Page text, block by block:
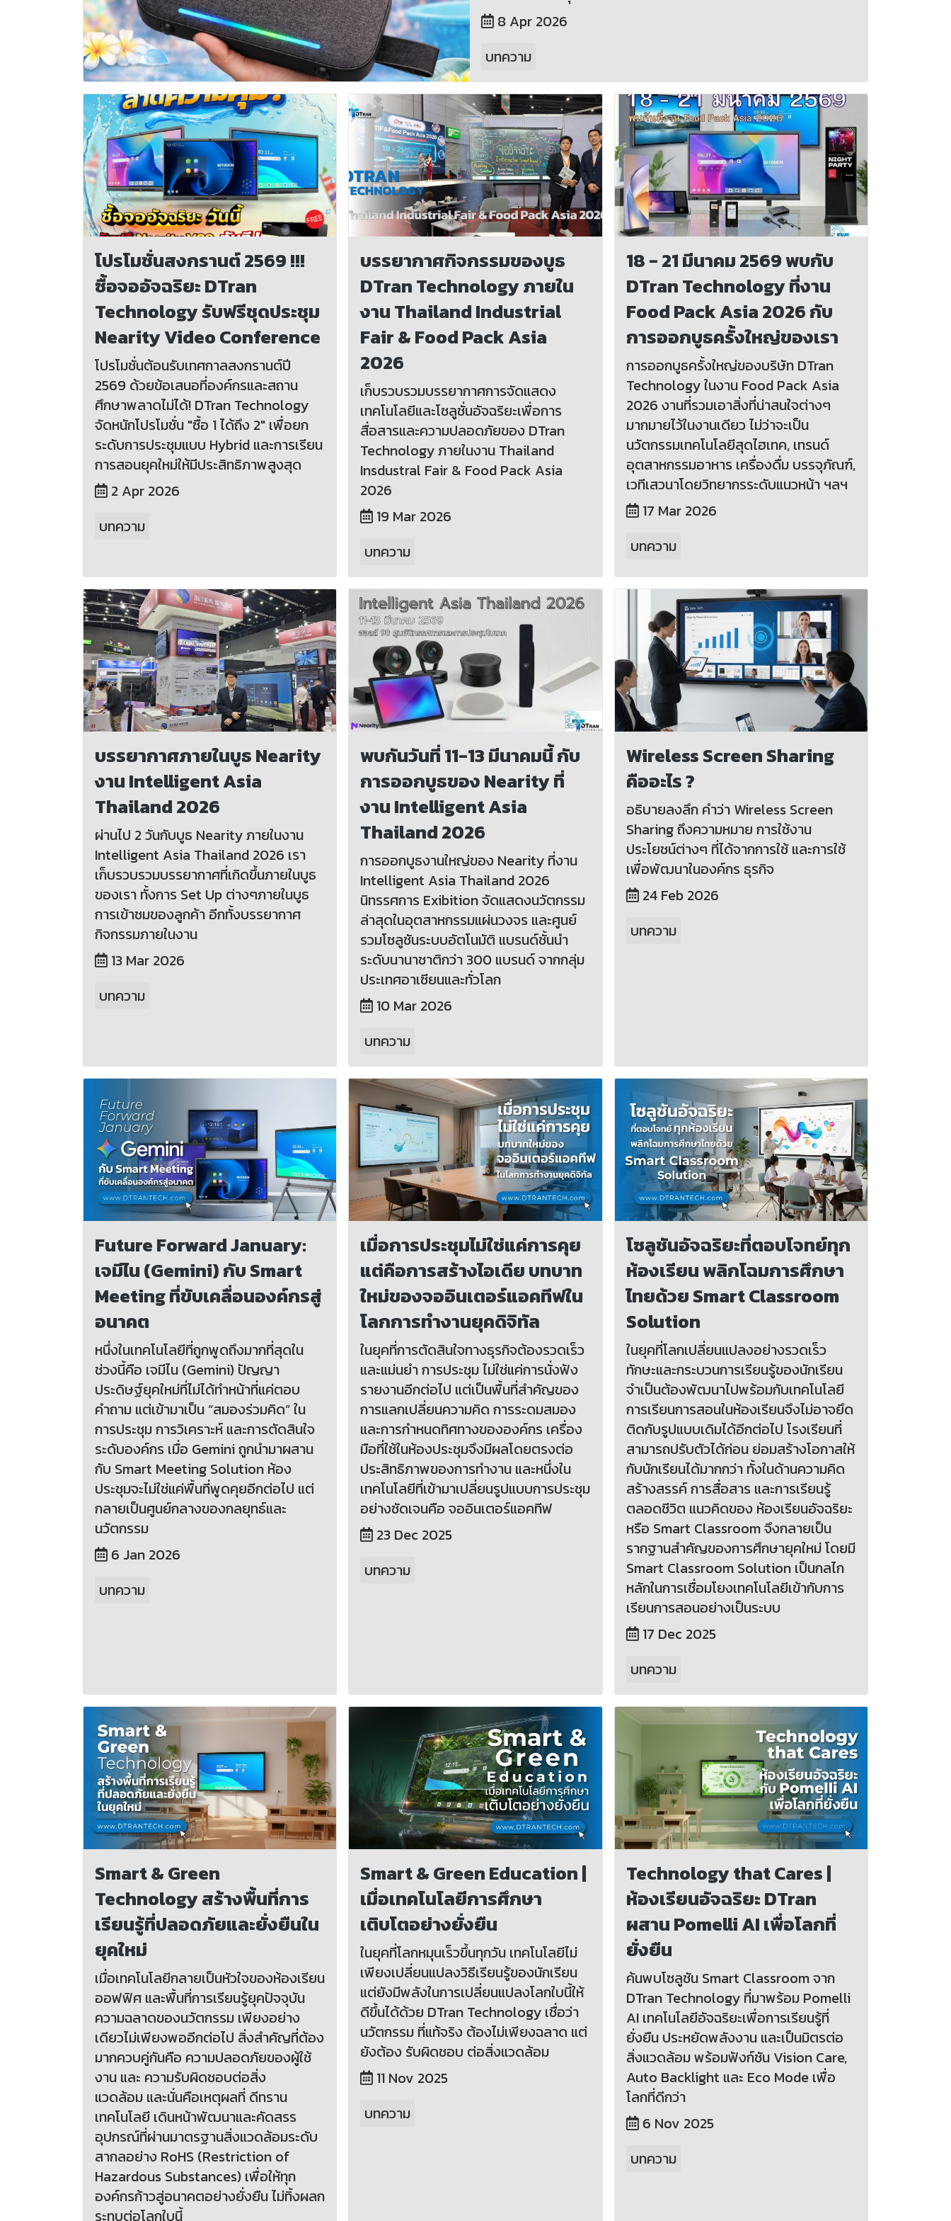
8 Apr 2026
บทความ
โปรโมชั่นสงกรานต์ 2569 !!!
ซื้อจออัจฉริยะ DTran
Technology รับฟรีชุดประชุม
Nearity Video Conference
โปรโมชั่นต้อนรับเทศกาลสงกรานต์ปี
2569 ด้วยข้อเสนอที่องค์กรและสถาน
ศึกษาพลาดไม่ได้! DTran Technology
จัดหนักโปรโมชั่น "ซื้อ 1 ได้ถึง 2" เพื่อยก
ระดับการประชุมแบบ Hybrid และการเรียน
การสอนยุคใหม่ให้มีประสิทธิภาพสูงสุด
2 Apr 2026
บทความ
บรรยากาศกิจกรรมของบูธ
DTran Technology ภายใน
งาน Thailand Industrial
Fair & Food Pack Asia
2026
เก็บรวบรวมบรรยากาศการจัดแสดง
เทคโนโลยีและโซลูชั่นอัจฉริยะเพื่อการ
สื่อสารและความปลอดภัยของ DTran
Technology ภายในงาน Thailand
Insdustral Fair & Food Pack Asia
2026
19 Mar 2026
บทความ
18 - 21 มีนาคม 2569 พบกับ
DTran Technology ที่งาน
Food Pack Asia 2026 กับ
การออกบูธครั้งใหญ่ของเรา
การออกบูธครั้งใหญ่ของบริษัท DTran
Technology ในงาน Food Pack Asia
2026 งานที่รวมเอาสิ่งที่น่าสนใจต่างๆ
มากมายไว้ในงานเดียว ไม่ว่าจะเป็น
นวัตกรรมเทคโนโลยีสุดไฮเทค, เทรนด์
อุตสาหกรรมอาหาร เครื่องดื่ม บรรจุภัณฑ์,
เวทีเสวนาโดยวิทยากรระดับแนวหน้า ฯลฯ
17 Mar 2026
บทความ
บรรยากาศภายในบูธ Nearity
งาน Intelligent Asia
Thailand 2026
ผ่านไป 2 วันกับบูธ Nearity ภายในงาน
Intelligent Asia Thailand 2026 เรา
เก็บรวบรวมบรรยากาศที่เกิดขึ้นภายในบูธ
ของเรา ทั้งการ Set Up ต่างๆภายในบูธ
การเข้าชมของลูกค้า อีกทั้งบรรยากาศ
กิจกรรมภายในงาน
13 Mar 2026
บทความ
พบกันวันที่ 11-13 มีนาคมนี้ กับ
การออกบูธของ Nearity ที่
งาน Intelligent Asia
Thailand 2026
การออกบูธงานใหญ่ของ Nearity ที่งาน
Intelligent Asia Thailand 2026
นิทรรศการ Exibition จัดแสดงนวัตกรรม
ล่าสุดในอุตสาหกรรมแผ่นวงจร และศูนย์
รวมโซลูชันระบบอัตโนมัติ แบรนด์ชั้นนำ
ระดับนานาชาติกว่า 300 แบรนด์ จากกลุ่ม
ประเทศอาเซียนและทั่วโลก
10 Mar 2026
บทความ
Wireless Screen Sharing
คืออะไร ?
อธิบายลงลึก คำว่า Wireless Screen
Sharing ถึงความหมาย การใช้งาน
ประโยชน์ต่างๆ ที่ได้จากการใช้ และการใช้
เพื่อพัฒนาในองค์กร ธุรกิจ
24 Feb 2026
บทความ
Future Forward January:
เจมีไน (Gemini) กับ Smart
Meeting ที่ขับเคลื่อนองค์กรสู่
อนาคต
หนึ่งในเทคโนโลยีที่ถูกพูดถึงมากที่สุดใน
ช่วงนี้คือ เจมีไน (Gemini) ปัญญา
ประดิษฐ์ยุคใหม่ที่ไม่ได้ทำหน้าที่แค่ตอบ
คำถาม แต่เข้ามาเป็น “สมองร่วมคิด” ใน
การประชุม การวิเคราะห์ และการตัดสินใจ
ระดับองค์กร เมื่อ Gemini ถูกนำมาผสาน
กับ Smart Meeting Solution ห้อง
ประชุมจะไม่ใช่แค่พื้นที่พูดคุยอีกต่อไป แต่
กลายเป็นศูนย์กลางของกลยุทธ์และ
นวัตกรรม
6 Jan 2026
บทความ
เมื่อการประชุมไม่ใช่แค่การคุย
แต่คือการสร้างไอเดีย บทบาท
ใหม่ของจออินเตอร์แอคทีฟใน
โลกการทำงานยุคดิจิทัล
ในยุคที่การตัดสินใจทางธุรกิจต้องรวดเร็ว
และแม่นยำ การประชุม ไม่ใช่แค่การนั่งฟัง
รายงานอีกต่อไป แต่เป็นพื้นที่สำคัญของ
การแลกเปลี่ยนความคิด การระดมสมอง
และการกำหนดทิศทางขององค์กร เครื่อง
มือที่ใช้ในห้องประชุมจึงมีผลโดยตรงต่อ
ประสิทธิภาพของการทำงาน และหนึ่งใน
เทคโนโลยีที่เข้ามาเปลี่ยนรูปแบบการประชุม
อย่างชัดเจนคือ จออินเตอร์แอคทีฟ
23 Dec 2025
บทความ
โซลูชันอัจฉริยะที่ตอบโจทย์ทุก
ห้องเรียน พลิกโฉมการศึกษา
ไทยด้วย Smart Classroom
Solution
ในยุคที่โลกเปลี่ยนแปลงอย่างรวดเร็ว
ทักษะและกระบวนการเรียนรู้ของนักเรียน
จำเป็นต้องพัฒนาไปพร้อมกับเทคโนโลยี
การเรียนการสอนในห้องเรียนจึงไม่อาจยึด
ติดกับรูปแบบเดิมได้อีกต่อไป โรงเรียนที่
สามารถปรับตัวได้ก่อน ย่อมสร้างโอกาสให้
กับนักเรียนได้มากกว่า ทั้งในด้านความคิด
สร้างสรรค์ การสื่อสาร และการเรียนรู้
ตลอดชีวิต แนวคิดของ ห้องเรียนอัจฉริยะ
หรือ Smart Classroom จึงกลายเป็น
รากฐานสำคัญของการศึกษายุคใหม่ โดยมี
Smart Classroom Solution เป็นกลไก
หลักในการเชื่อมโยงเทคโนโลยีเข้ากับการ
เรียนการสอนอย่างเป็นระบบ
17 Dec 2025
บทความ
Smart & Green
Technology สร้างพื้นที่การ
เรียนรู้ที่ปลอดภัยและยั่งยืนใน
ยุคใหม่
เมื่อเทคโนโลยีกลายเป็นหัวใจของห้องเรียน
ออฟฟิศ และพื้นที่การเรียนรู้ยุคปัจจุบัน
ความฉลาดของนวัตกรรม เพียงอย่าง
เดียวไม่เพียงพออีกต่อไป สิ่งสำคัญที่ต้อง
มากควบคู่กันคือ ความปลอดภัยของผู้ใช้
งาน และ ความรับผิดชอบต่อสิ่ง
แวดล้อม และนั่นคือเหตุผลที่ ดีทราน
เทคโนโลยี เดินหน้าพัฒนาและคัดสรร
อุปกรณ์ที่ผ่านมาตรฐานสิ่งแวดล้อมระดับ
สากลอย่าง RoHS (Restriction of
Hazardous Substances) เพื่อให้ทุก
องค์กรก้าวสู่อนาคตอย่างยั่งยืน ไม่ทิ้งผลก
ระทบต่อโลกใบนี้
Smart & Green Education |
เมื่อเทคโนโลยีการศึกษา
เติบโตอย่างยั่งยืน
ในยุคที่โลกหมุนเร็วขึ้นทุกวัน เทคโนโลยีไม่
เพียงเปลี่ยนแปลงวิธีเรียนรู้ของนักเรียน
แต่ยังมีพลังในการเปลี่ยนแปลงโลกใบนี้ให้
ดีขึ้นได้ด้วย DTran Technology เชื่อว่า
นวัตกรรม ที่แท้จริง ต้องไม่เพียงฉลาด แต่
ยังต้อง รับผิดชอบ ต่อสิ่งแวดล้อม
11 Nov 2025
บทความ
Technology that Cares |
ห้องเรียนอัจฉริยะ DTran
ผสาน Pomelli AI เพื่อโลกที่
ยั่งยืน
ค้นพบโซลูชัน Smart Classroom จาก
DTran Technology ที่มาพร้อม Pomelli
AI เทคโนโลยีอัจฉริยะเพื่อการเรียนรู้ที่
ยั่งยืน ประหยัดพลังงาน และเป็นมิตรต่อ
สิ่งแวดล้อม พร้อมฟังก์ชัน Vision Care,
Auto Backlight และ Eco Mode เพื่อ
โลกที่ดีกว่า
6 Nov 2025
บทความ